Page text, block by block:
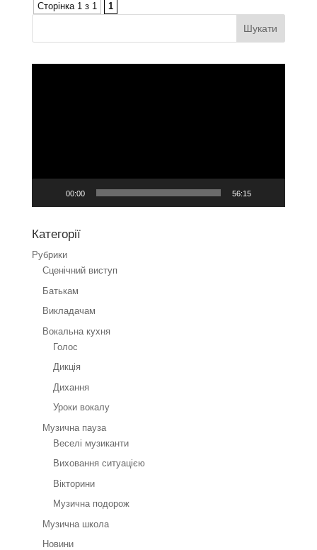
Сторінка 1 з 1 1
00:00 56:15
Категорії
Рубрики
Cценічний виступ
Батькам
Викладачам
Вокальна кухня
Голос
Дикція
Дихання
Уроки вокалу
Музична пауза
Веселі музиканти
Виховання ситуацією
Вікторини
Музична подорож
Музична школа
Новини